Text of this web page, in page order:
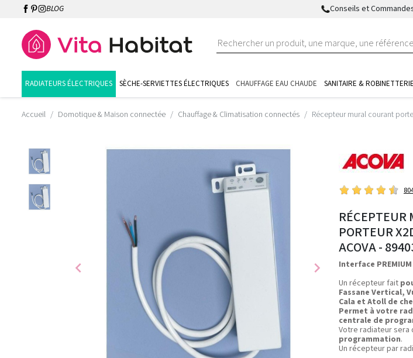
BLOG Conseils et
RADIATEURS ÉLECTRIQUES SÈCHE-SERVIETTES ÉLECTRIQUES CHAUFFAGE EAU CHAUDE SANITAIRE & ROBINETTERIE
Accueil Domotique & Maison connectée Chauffage & Climatisation connectés Récepteur mural courant
chevron_left chevron_right
RÉCEPTEUR
PORTEUR
ACOVA -
Interface
Un récepteur fait
Fassane Vertical,
Cala et Atoll de
Permet à votre
centrale de
Votre radiateur sera
programmation.
Un récepteur par